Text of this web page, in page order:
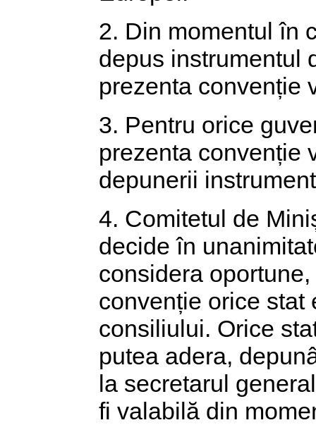
2. Din momentul în
depus instrumentul
prezenta convenție
3. Pentru orice
prezenta convenție
depunerii
4. Comitetul de
decide în
considera
convenție orice stat
consiliului. Orice
putea adera,
la secretarul
fi valabilă din